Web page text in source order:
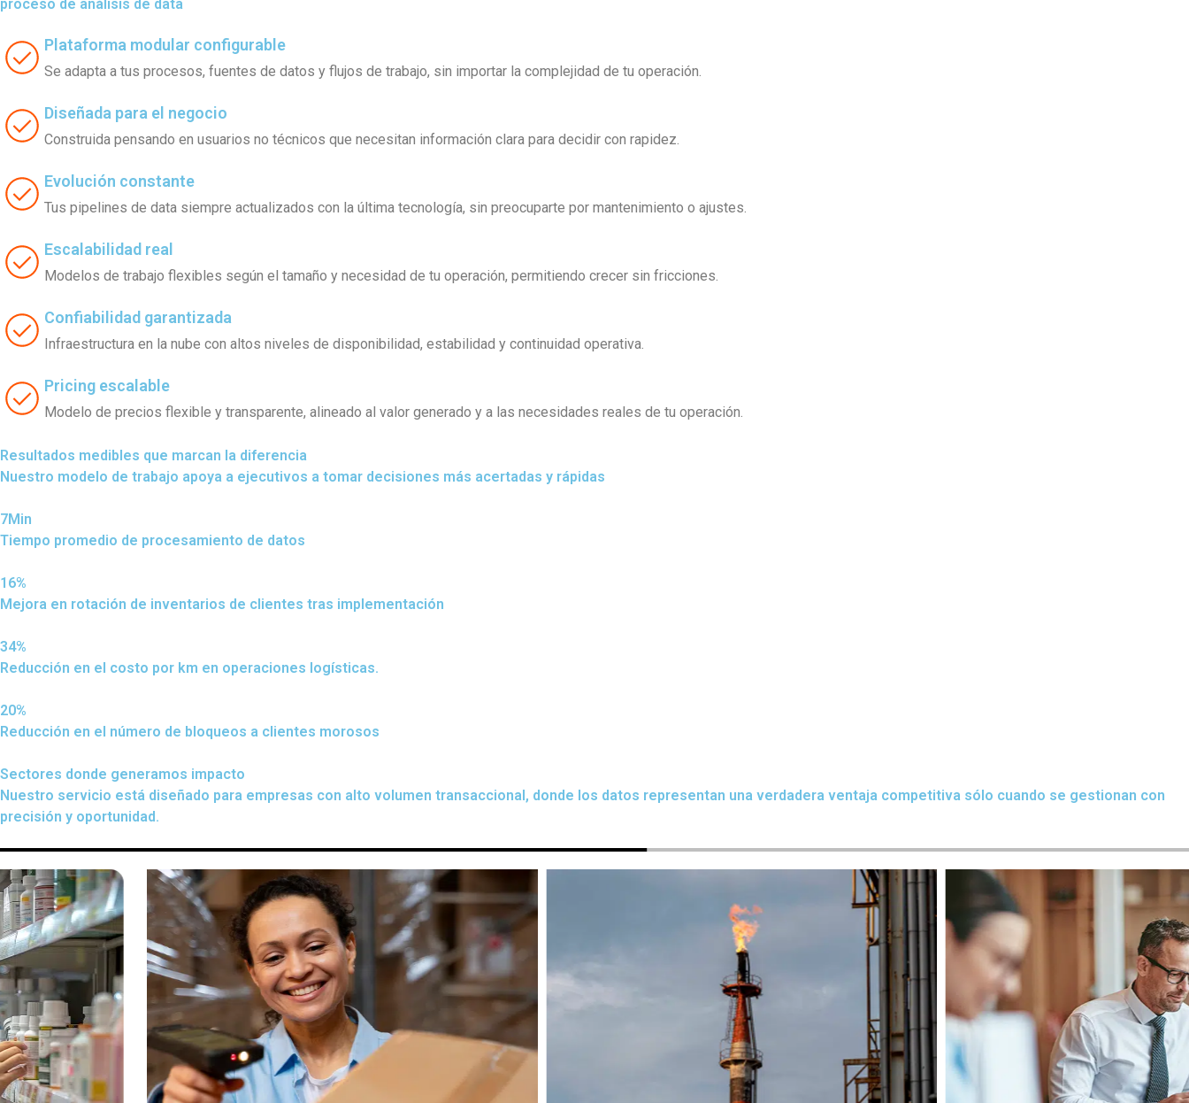
proceso de análisis de data
Plataforma modular configurable
Se adapta a tus procesos, fuentes de datos y flujos de trabajo, sin importar la complejidad de tu operación.
Diseñada para el negocio
Construida pensando en usuarios no técnicos que necesitan información clara para decidir con rapidez.
Evolución constante
Tus pipelines de data siempre actualizados con la última tecnología, sin preocuparte por mantenimiento o ajustes.
Escalabilidad real
Modelos de trabajo flexibles según el tamaño y necesidad de tu operación, permitiendo crecer sin fricciones.
Confiabilidad garantizada
Infraestructura en la nube con altos niveles de disponibilidad, estabilidad y continuidad operativa.
Pricing escalable
Modelo de precios flexible y transparente, alineado al valor generado y a las necesidades reales de tu operación.
Resultados medibles que marcan la diferencia
Nuestro modelo de trabajo apoya a ejecutivos a tomar decisiones más acertadas y rápidas
7Min
Tiempo promedio de procesamiento de datos
16%
Mejora en rotación de inventarios de clientes tras implementación
34%
Reducción en el costo por km en operaciones logísticas.
20%
Reducción en el número de bloqueos a clientes morosos
Sectores donde generamos impacto
Nuestro servicio está diseñado para empresas con alto volumen transaccional, donde los datos representan una verdadera ventaja competitiva sólo cuando se gestionan con
precisión y oportunidad.